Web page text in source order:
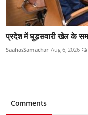
प्रदेश में घुड़सवारी खेल के
SaahasSamachar Aug 6, 2026
Comments